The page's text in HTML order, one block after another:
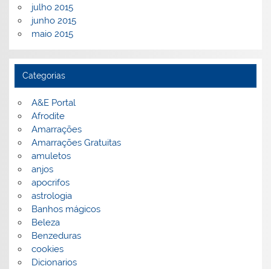
julho 2015
junho 2015
maio 2015
Categorias
A&E Portal
Afrodite
Amarrações
Amarrações Gratuitas
amuletos
anjos
apocrifos
astrologia
Banhos mágicos
Beleza
Benzeduras
cookies
Dicionarios